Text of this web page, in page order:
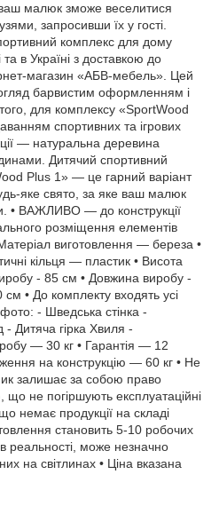
малюк зможе веселитися
запросивши їх у гості.
комплекс для дому
в Україні з доставкою до
магазин «АБВ-мебель». Цей
барвистим оформленням і
для комплексу «SportWood
спортивних та ігрових
— натуральна деревина
Дитячий спортивний
Plus 1» — це гарний варіант
яке свято, за яке ваш малюк
• ВАЖЛИВО — до конструкції
розміщення елементів
виготовлення — береза •
кільця — пластик • Висота
- 85 см • Довжина виробу -
• До комплекту входять усі
- Шведська стінка -
- Дитяча гірка Хвиля -
— 30 кг • Гарантія — 12
на конструкцію — 60 кг • Не
залишає за собою право
що не погіршують експлуатаційні
немає продукції на складі
становить 5-10 робочих
в реальності, може незначно
на світлинах • Ціна вказана